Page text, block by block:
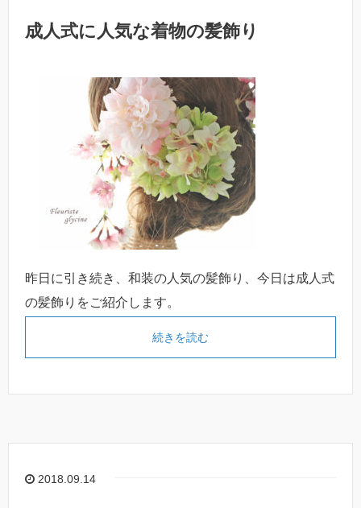
成人式に人気な着物の髪飾り
昨日に引き続き、和装の人気の髪飾り、今日は成人式
の髪飾りをご紹介します。
続きを読む
2018.09.14